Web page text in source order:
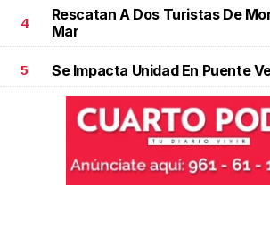
4
Rescatan A Dos Turistas De
Mar
5 Se Impacta Unidad En Puente